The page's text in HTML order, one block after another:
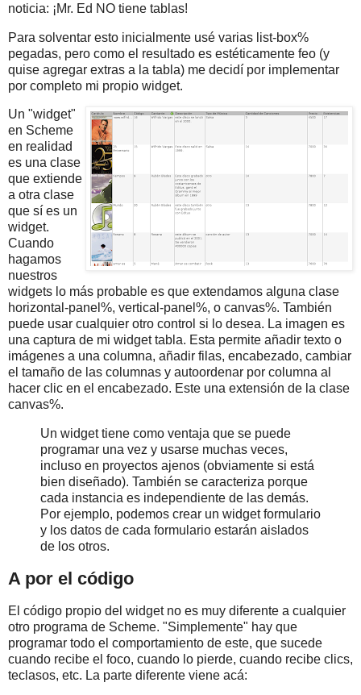
noticia: ¡Mr. Ed NO tiene tablas!
Para solventar esto inicialmente usé varias list-box%
pegadas, pero como el resultado es estéticamente feo (y
quise agregar extras a la tabla) me decidí por implementar
por completo mi propio widget.
Un "widget"
en Scheme
en realidad
es una clase
que extiende
a otra clase
que sí es un
widget.
Cuando
hagamos
nuestros
widgets lo más probable es que extendamos alguna clase
horizontal-panel%, vertical-panel%, o canvas%. También
puede usar cualquier otro control si lo desea. La imagen es
una captura de mi widget tabla. Esta permite añadir texto o
imágenes a una columna, añadir filas, encabezado, cambiar
el tamaño de las columnas y autoordenar por columna al
hacer clic en el encabezado. Este una extensión de la clase
canvas%.
Un widget tiene como ventaja que se puede
programar una vez y usarse muchas veces,
incluso en proyectos ajenos (obviamente si está
bien diseñado). También se caracteriza porque
cada instancia es independiente de las demás.
Por ejemplo, podemos crear un widget formulario
y los datos de cada formulario estarán aislados
de los otros.
A por el código
El código propio del widget no es muy diferente a cualquier
otro programa de Scheme. "Simplemente" hay que
programar todo el comportamiento de este, que sucede
cuando recibe el foco, cuando lo pierde, cuando recibe clics,
teclasos, etc. La parte diferente viene acá: